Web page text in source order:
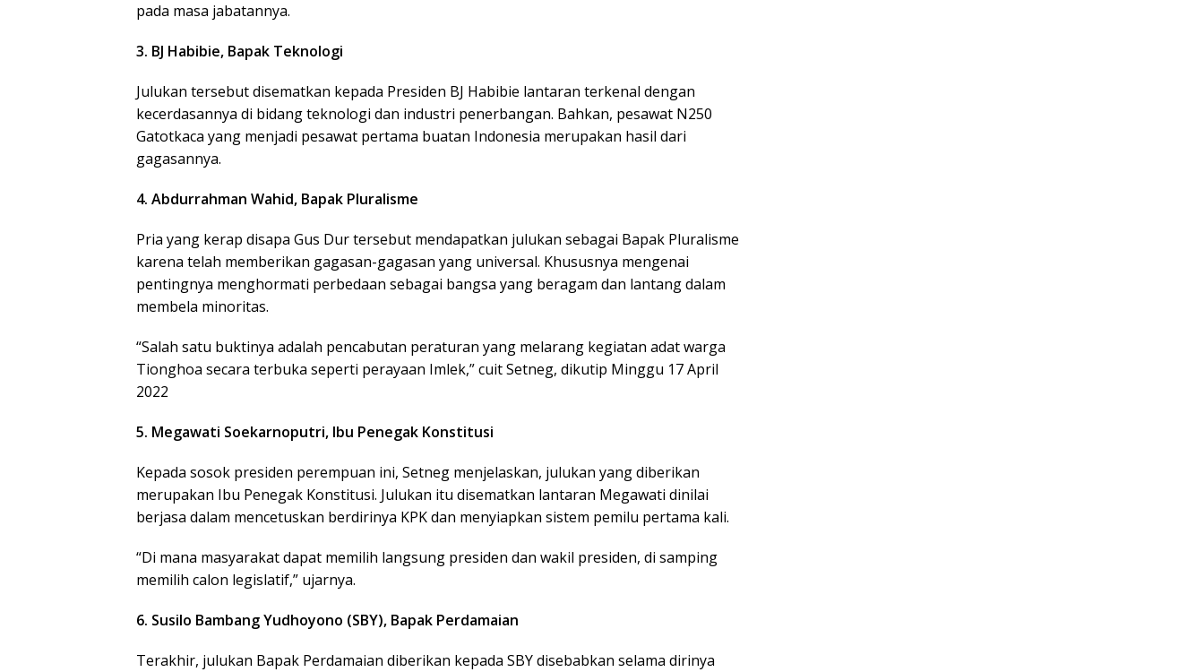
pada masa jabatannya.
3. BJ Habibie, Bapak Teknologi
Julukan tersebut disematkan kepada Presiden BJ Habibie lantaran terkenal dengan
kecerdasannya di bidang teknologi dan industri penerbangan. Bahkan, pesawat N250
Gatotkaca yang menjadi pesawat pertama buatan Indonesia merupakan hasil dari
gagasannya.
4. Abdurrahman Wahid, Bapak Pluralisme
Pria yang kerap disapa Gus Dur tersebut mendapatkan julukan sebagai Bapak Pluralisme
karena telah memberikan gagasan-gagasan yang universal. Khususnya mengenai
pentingnya menghormati perbedaan sebagai bangsa yang beragam dan lantang dalam
membela minoritas.
“Salah satu buktinya adalah pencabutan peraturan yang melarang kegiatan adat warga
Tionghoa secara terbuka seperti perayaan Imlek,” cuit Setneg, dikutip Minggu 17 April
2022
5. Megawati Soekarnoputri, Ibu Penegak Konstitusi
Kepada sosok presiden perempuan ini, Setneg menjelaskan, julukan yang diberikan
merupakan Ibu Penegak Konstitusi. Julukan itu disematkan lantaran Megawati dinilai
berjasa dalam mencetuskan berdirinya KPK dan menyiapkan sistem pemilu pertama kali.
“Di mana masyarakat dapat memilih langsung presiden dan wakil presiden, di samping
memilih calon legislatif,” ujarnya.
6. Susilo Bambang Yudhoyono (SBY), Bapak Perdamaian
Terakhir, julukan Bapak Perdamaian diberikan kepada SBY disebabkan selama dirinya